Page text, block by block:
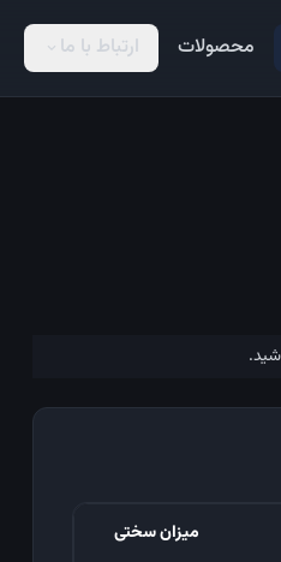
محصولات ارتباط با ما expand_more
میزان سختی